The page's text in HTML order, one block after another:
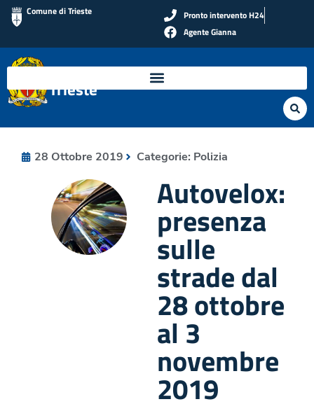
Comune di Trieste
Pronto intervento H24
Agente Gianna
Polizia Locale di
Trieste
28 Ottobre 2019 Categorie: Polizia
Autovelox:
presenza
sulle
strade dal
28 ottobre
al 3
novembre
2019